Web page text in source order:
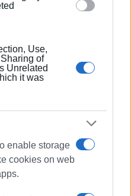
Use,
of
Unrelated
it was
enable storage
cookies on web
ΑΘΗΝΑΓΟΡΕΙΟ